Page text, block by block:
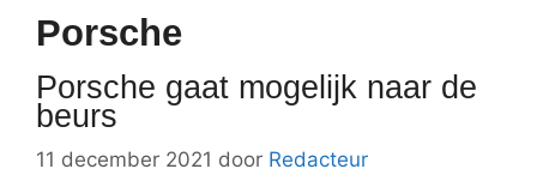
Porsche
Porsche gaat mogelijk naar de
beurs
11 december 2021 door Redacteur